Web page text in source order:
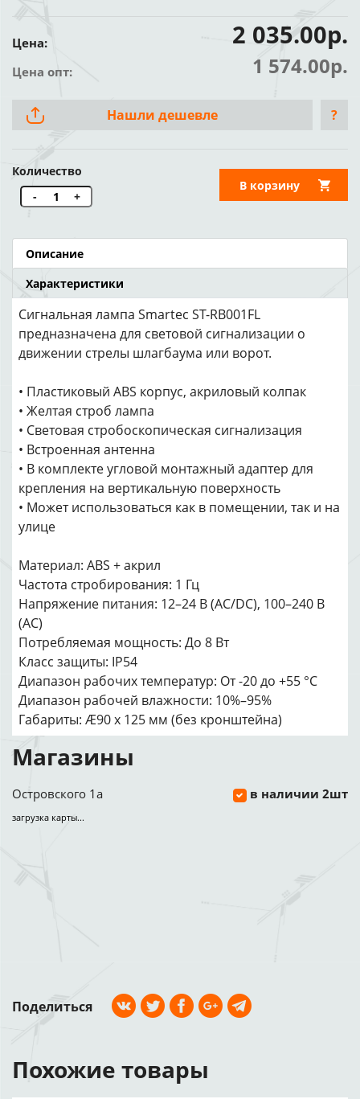
Цена: 2 035.00р.
Цена опт: 1 574.00р.
Нашли дешевле ?
Количество
-
+
В корзину
Описание
Характеристики
Сигнальная лампа Smartec ST-RB001FL
предназначена для световой сигнализации о
движении стрелы шлагбаума или ворот.
• Пластиковый ABS корпус, акриловый колпак
• Желтая строб лампа
• Световая стробоскопическая сигнализация
• Встроенная антенна
• В комплекте угловой монтажный адаптер для
крепления на вертикальную поверхность
• Может использоваться как в помещении, так и на
улице
Материал: ABS + акрил
Частота стробирования: 1 Гц
Напряжение питания: 12–24 В (AC/DC), 100–240 В
(AC)
Потребляемая мощность: До 8 Вт
Класс защиты: IP54
Диапазон рабочих температур: От -20 до +55 °С
Диапазон рабочей влажности: 10%–95%
Габариты: Æ90 х 125 мм (без кронштейна)
Магазины
Островского 1а в наличии 2шт
загрузка карты...
Поделиться
Похожие товары